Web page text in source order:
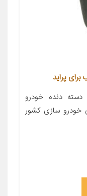
دنده خودرو
خودرو سازی کشور